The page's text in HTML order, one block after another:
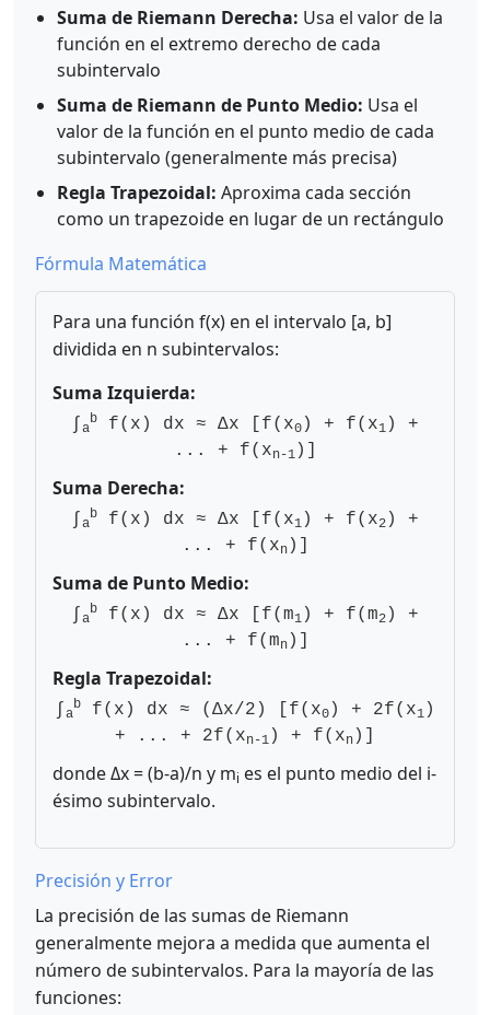
Suma de Riemann Derecha: Usa el valor de la
función en el extremo derecho de cada
subintervalo
Suma de Riemann de Punto Medio: Usa el
valor de la función en el punto medio de cada
subintervalo (generalmente más precisa)
Regla Trapezoidal: Aproxima cada sección
como un trapezoide en lugar de un rectángulo
Fórmula Matemática
Para una función f(x) en el intervalo [a, b]
dividida en n subintervalos:
Suma Izquierda:
a
b f(x) dx ≈ Δx [f(x0 ) + f(x1 ) +
... + f(xn-1 )]
Suma Derecha:
a
b f(x) dx ≈ Δx [f(x1 ) + f(x2 ) +
... + f(xn)]
Suma de Punto Medio:
a
b f(x) dx ≈ Δx [f(m1 ) + f(m2 ) +
... + f(mn)]
Regla Trapezoidal:
a
b f(x) dx ≈ (Δx/2) [f(x0 ) + 2f(x1 )
+ ... + 2f(xn-1 ) + f(xn )]
donde Δx = (b-a)/n y mi es el punto medio del i-
ésimo subintervalo.
Precisión y Error
La precisión de las sumas de Riemann
generalmente mejora a medida que aumenta el
número de subintervalos. Para la mayoría de las
funciones: